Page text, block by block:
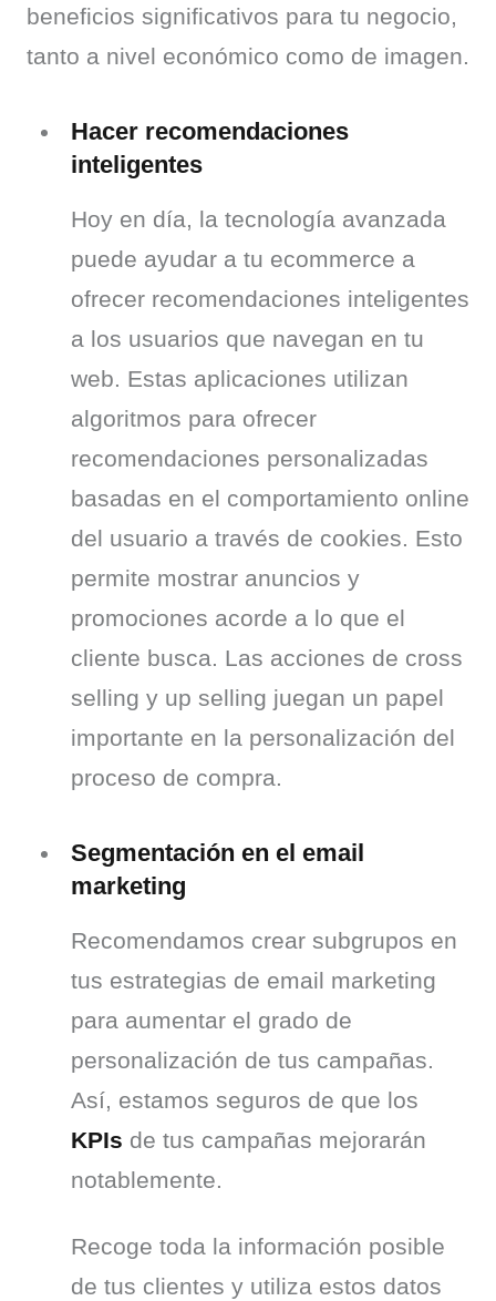
beneficios significativos para tu negocio,
tanto a nivel económico como de imagen.
Hacer recomendaciones
inteligentes
Hoy en día, la tecnología avanzada
puede ayudar a tu ecommerce a
ofrecer recomendaciones inteligentes
a los usuarios que navegan en tu
web. Estas aplicaciones utilizan
algoritmos para ofrecer
recomendaciones personalizadas
basadas en el comportamiento online
del usuario a través de cookies. Esto
permite mostrar anuncios y
promociones acorde a lo que el
cliente busca. Las acciones de cross
selling y up selling juegan un papel
importante en la personalización del
proceso de compra.
Segmentación en el email
marketing
Recomendamos crear subgrupos en
tus estrategias de email marketing
para aumentar el grado de
personalización de tus campañas.
KPIs de tus campañas mejorarán
notablemente.
Recoge toda la información posible
de tus clientes y utiliza estos datos